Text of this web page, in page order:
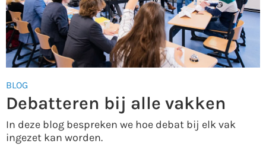
BLOG
Debatteren bij alle vakken
In deze blog bespreken we hoe debat bij elk vak
ingezet kan worden.